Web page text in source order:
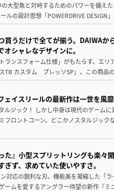
の大型魚と対峙するためのパワーを備え
ルの設計思想「POWERDRIVE DESIGN
買うだけで全てが揃う。DAIWAか
シャレなデザインに。
ランスフォーム仕様」がもたらす、エ
TB カスタム プレッソSP」。この商品
ェイスリールの最新作は一世を風
ルジック！ しかし中身は現代のゲーム
フロントコーン。どこかノスタルジック
た』小型スプリットリングも楽々
ず、求めていた使いやすさ。
対応の鋭利な刃。機能美を凝縮した「
ームを愛するアングラー待望の新作『